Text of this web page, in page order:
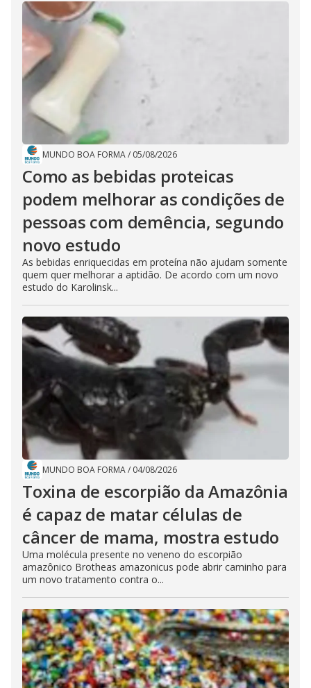
MUNDO BOA FORMA/ 05/08/2026
Como as bebidas proteicas
podem melhorar as condições de
pessoas com demência, segundo
novo estudo
As bebidas enriquecidas em proteína não ajudam somente
quem quer melhorar a aptidão. De acordo com um novo
estudo do Karolinsk...
MUNDO BOA FORMA/ 04/08/2026
Toxina de escorpião da Amazônia
é capaz de matar células de
câncer de mama, mostra estudo
Uma molécula presente no veneno do escorpião
amazônico Brotheas amazonicus pode abrir caminho para
um novo tratamento contra o...